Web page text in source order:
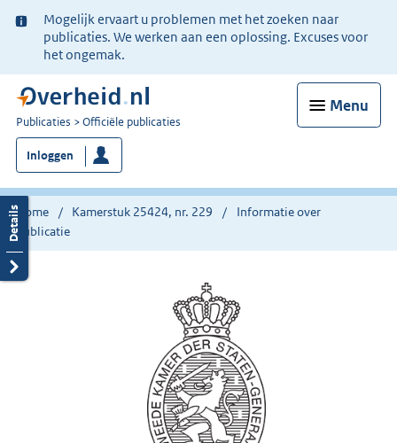
Ter
informatie:
Mogelijk ervaart u problemen met het zoeken naar
publicaties. We werken aan een oplossing. Excuses voor
het ongemak.
Menu
U
bent
nu
hier:
Publicaties Officiële publicaties
Inloggen
Home Kamerstuk 25424, nr. 229
Informatie over
publicatie